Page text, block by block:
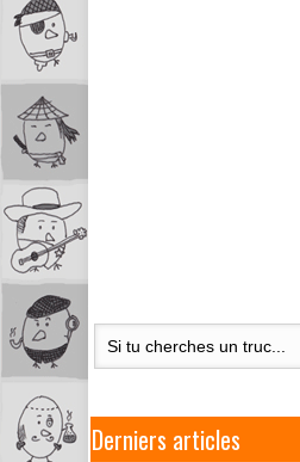
Derniers articles